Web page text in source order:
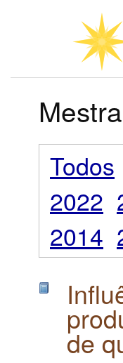
Todos
2022
2014
de